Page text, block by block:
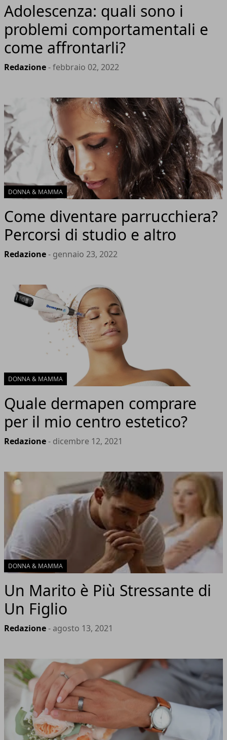
Adolescenza: quali sono i
problemi comportamentali e
come affrontarli?
Redazione- febbraio 02, 2022
DONNA & MAMMA
Come diventare parrucchiera?
Percorsi di studio e altro
Redazione- gennaio 23, 2022
DONNA & MAMMA
Quale dermapen comprare
per il mio centro estetico?
Redazione- dicembre 12, 2021
DONNA & MAMMA
Un Marito è Più Stressante di
Un Figlio
Redazione- agosto 13, 2021